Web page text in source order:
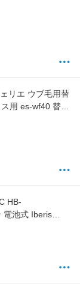
リエ ウブ毛用替
用 es-wf40 替刃
HB-
電池式 Iberis